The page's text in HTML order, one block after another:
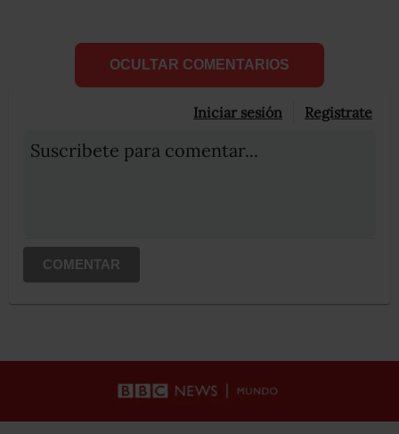
OCULTAR COMENTARIOS
Iniciar sesión Registrate
Suscribete para comentar...
COMENTAR